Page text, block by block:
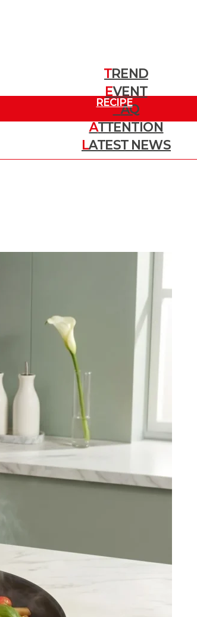
TREND
트렌드
EVENT
이벤트
FAQ
질문
ATTENTION
주목할 소식
LATEST NEWS
최신 뉴스
RECIPE
레시피